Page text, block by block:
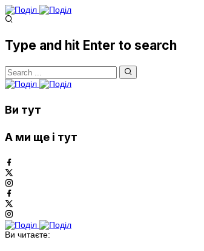
Type and hit Enter to search
Ви тут
А ми ще і тут
Ви читаєте: